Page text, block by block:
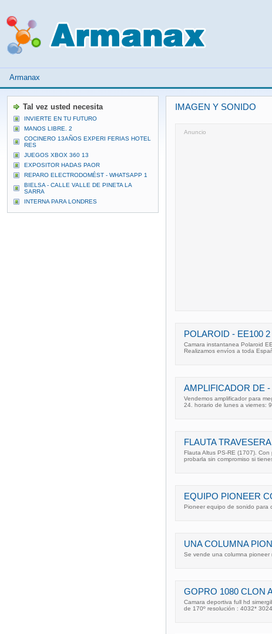
Armanax
IMAGEN Y SONIDO
Anuncio
POLAROID - EE100 2
Camara instantanea Polaroid
Realizamos envíos a toda
AMPLIFICADOR DE
Vendemos amplificador para
24. horario de lunes a viernes:
FLAUTA
Flauta Altus PS-RE (1707).
probarla sin compromiso si
EQUIPO PIONEER
Pioneer equipo de sonido para
UNA COLUMNA
Se vende una columna
GOPRO 1080 CLON
Camara deportiva full hd
de 170º resolución : 4032*
Tal vez usted necesita
INVIERTE EN TU FUTURO
MANOS LIBRE. 2
COCINERO 13AÑOS EXPERI FERIAS HOTEL
RES
JUEGOS XBOX 360 13
EXPOSITOR HADAS PAOR
REPARO ELECTRODOMÉST - WHATSAPP 1
BIELSA - CALLE VALLE DE PINETA LA
SARRA
INTERNA PARA LONDRES